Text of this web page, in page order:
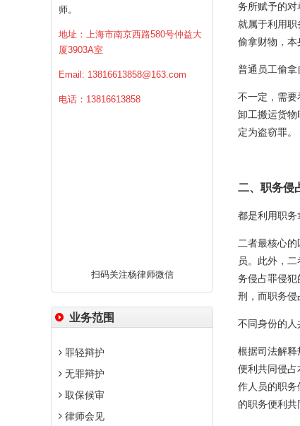
师。
地址：上海市南京西路580号仲益大
厦3903A室
Email: 13816613858@163.com
电话：13816613858
扫码关注杨律师微信
业务范围
罪轻辩护
无罪辩护
取保候审
律师会见
务所赋予的对
就属于利用职
偷拿财物，本
普通员工偷
不一定，需
卸工搬运货
定为盗窃罪。
二、职务侵
都是利用职
二者最核心
员。此外，
务侵占罪侵
刑，而职务侵
不同身份的
根据司法解
便利共同侵
作人员的职
的职务便利共